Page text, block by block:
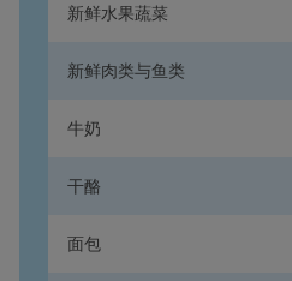
新鲜水果蔬菜
新鲜肉类与鱼类
牛奶
干酪
面包